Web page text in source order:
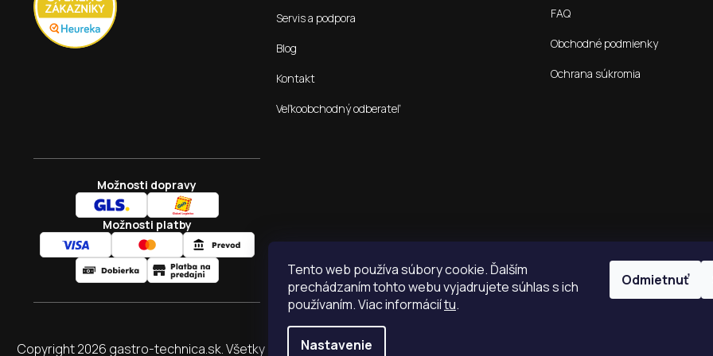
Tento web používa súbory cookie. Ďalším
prechádzaním tohto webu vyjadrujete súhlas s ich
používaním. Viac informáciítu.
Nastavenie
Odmietnuť
Servis a podpora
Blog
Kontakt
Veľkoobchodný odberateľ
FAQ
Obchodné podmienky
Ochrana súkromia
Možnosti dopravy
Možnosti platby
Copyright 2026 gastro-technica.sk. Všetky práva vyhradené.